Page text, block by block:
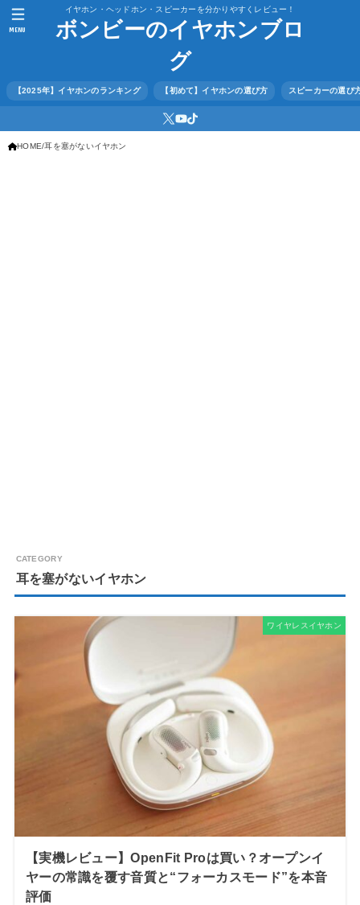
イヤホン・ヘッドホン・スピーカーを分かりやすくレビュー！
ボンビーのイヤホンブロ
グ
【2025年】イヤホンのランキング 【初めて】イヤホンの選び方 スピーカーの選び
MENU
HOME 耳を塞がないイヤホン
耳を塞がないイヤホン
ワイヤレスイヤホン
【実機レビュー】OpenFit Proは買い？オープンイ
ヤーの常識を覆す音質と“フォーカスモード”を本音
評価